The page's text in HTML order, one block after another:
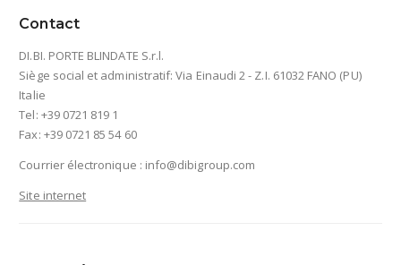
Contact
DI.BI. PORTE BLINDATE S.r.l.
Siège social et administratif: Via Einaudi 2 - Z.I. 61032 FANO (PU)
Italie
Tel: +39 0721 819 1
Fax: +39 0721 85 54 60
Courrier électronique : info@dibigroup.com
Site internet